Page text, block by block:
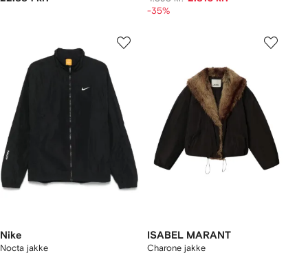
-35%
Nike
Nocta jakke
ISABEL MARANT
Charone jakke